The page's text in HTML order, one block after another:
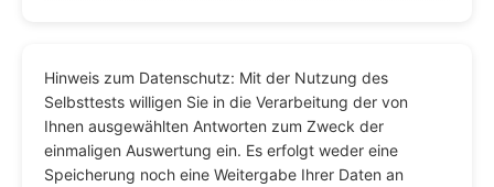
Hinweis zum Datenschutz: Mit der Nutzung des
Selbsttests willigen Sie in die Verarbeitung der von
Ihnen ausgewählten Antworten zum Zweck der
einmaligen Auswertung ein. Es erfolgt weder eine
Speicherung noch eine Weitergabe Ihrer Daten an